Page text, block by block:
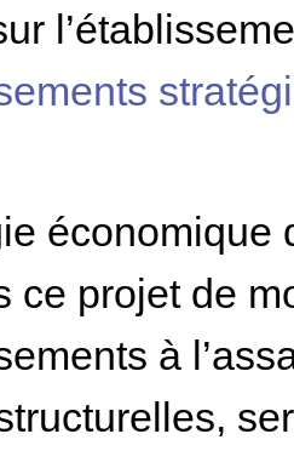
économique
ce projet de
à